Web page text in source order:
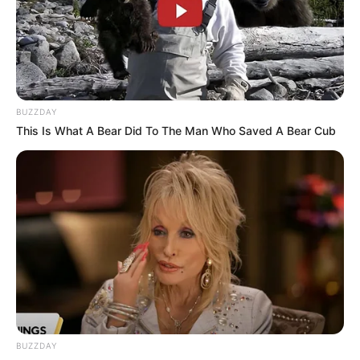
Anhalt-Dessau als Residenzschloss erbaut und besitzt
prunkvoll eingerichtete Räume. Ein weiteres Museum
kann im Wörlitzer Park auf derInsel Steinbesichtigt
werden.
Schloss Oranienbaum
von einem großen Park umgebene
Schloss am Ende des 17. Jahrhunderts für
eine Prinzessin aus dem Hause Oranien-Nassau erbaut.
Es gehört ebenfalls zum Dessau-Wörlitzer Gartenreich.
Nach langen Sanierungsarbeiten können inzwischen
neben dem sehenswerten Schlosspark auch wieder viele
der prunkvollen Innenräume besichtigt werden.
Ferropolis
BUZZDAY
This Is What A Bear Did To The Man Who Saved A Bear Cub
BUZZDAY